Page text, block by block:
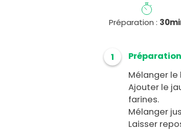
Préparation :
1
Mélanger le
Ajouter le
farines.
Mélanger
Laisser